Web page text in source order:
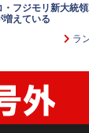
フジモリ新大統
増えている
ラ